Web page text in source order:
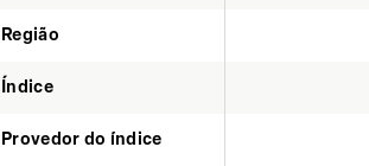
Região
Índice
Provedor do índice